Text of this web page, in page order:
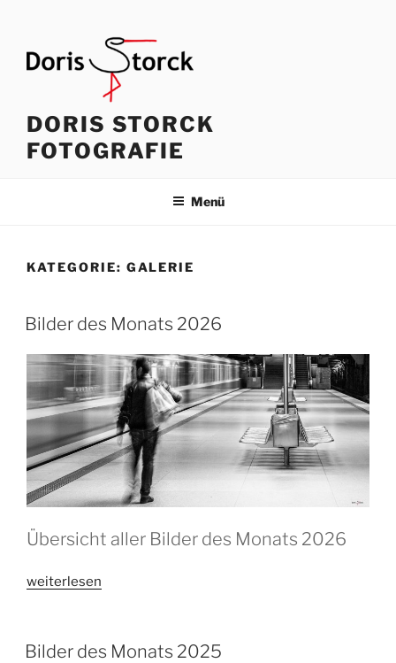
springen
DORIS STORCK
FOTOGRAFIE
Menü
KATEGORIE: GALERIE
Bilder des Monats 2026
Übersicht aller Bilder des Monats 2026
„Bilder
2026“
weiterlesen
Bilder des Monats 2025